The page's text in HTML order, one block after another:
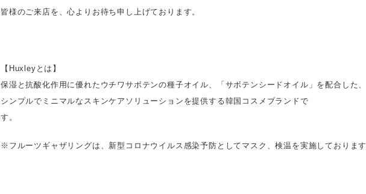
皆様のご来店を、心よりお待ち申し上げております。
【Huxleyとは】
保湿と抗酸化作用に優れたウチワサボテンの種子オイル、「サボテンシードオイル」を配合した、
シンプルでミニマルなスキンケアソリューションを提供する韓国コスメブランドで
す。
※フルーツギャザリングは、新型コロナウイルス感染予防としてマスク、検温を実施しております